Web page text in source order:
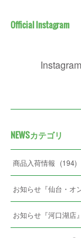
Official Instagram
NEWSカテゴリ
商品入荷情報 (194)
お知らせ『仙台・オ
お知らせ『河口湖店』